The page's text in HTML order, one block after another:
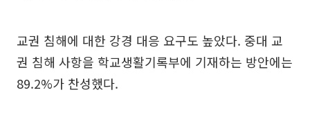
교권 침해에 대한 강경 대응 요구도 높았다. 중대 교
권 침해 사항을 학교생활기록부에 기재하는 방안에는
89.2%가 찬성했다.